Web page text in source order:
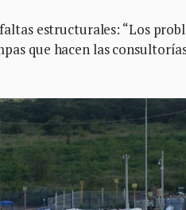
estructurales: “Los
que hacen las